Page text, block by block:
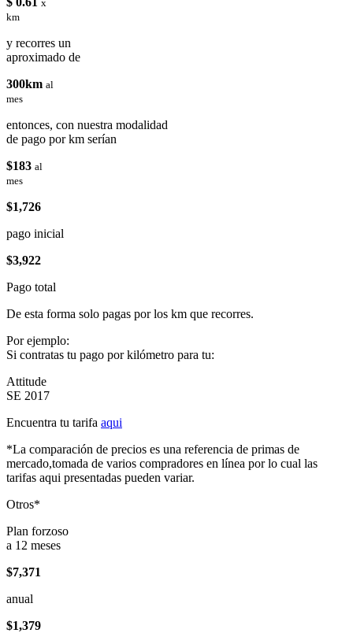
x
km
y recorres un
aproximado de
300km al
mes
entonces, con nuestra modalidad
de pago por km serían
$183 al
mes
$1,726
pago inicial
$3,922
Pago total
De esta forma solo pagas por los km que recorres.
Por ejemplo:
Si contratas tu pago por kilómetro para tu:
Attitude
SE 2017
Encuentra tu tarifa aqui
*La comparación de precios es una referencia de primas de
mercado,tomada de varios compradores en línea por lo cual las
tarifas aqui presentadas pueden variar.
Otros*
Plan forzoso
a 12 meses
$7,371
anual
$1,379